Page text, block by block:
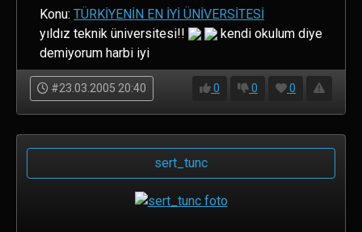
Konu: TÜRKİYENİN EN İYİ ÜNİVERSİTESİ
yıldız teknik üniversitesi!!
kendi okulum diye
demiyorum harbi iyi
#23.03.2005 20:40 0 0 0
sert_tunc